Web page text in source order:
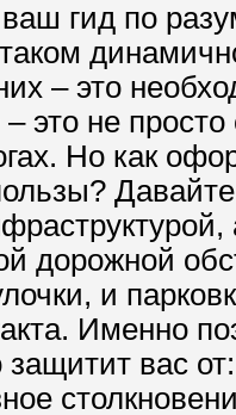
гид по
– это
это не
Но как
дорожной
и
Именно
вас